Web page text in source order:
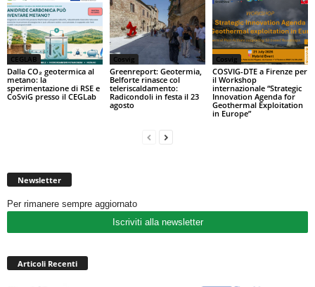
CEGLAB
Dalla CO₂ geotermica al
metano: la
sperimentazione di RSE e
CoSviG presso il CEGLab
Cosvig
Greenreport: Geotermia,
Belforte rinasce col
teleriscaldamento:
Radicondoli in festa il 23
agosto
Cosvig
COSVIG-DTE a Firenze per
il Workshop
internazionale “Strategic
Innovation Agenda for
Geothermal Exploitation
in Europe”
Newsletter
Per rimanere sempre aggiornato
Iscriviti alla newsletter
Articoli Recenti